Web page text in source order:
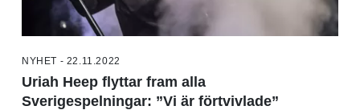
NYHET - 22.11.2022
Uriah Heep flyttar fram alla
Sverigespelningar: ”Vi är förtvivlade”